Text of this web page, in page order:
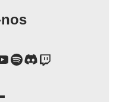
Spotify Discord Twitch